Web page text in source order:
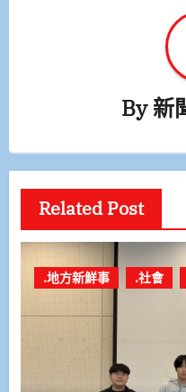
By新
Related Post
.地方新鮮事 .社會